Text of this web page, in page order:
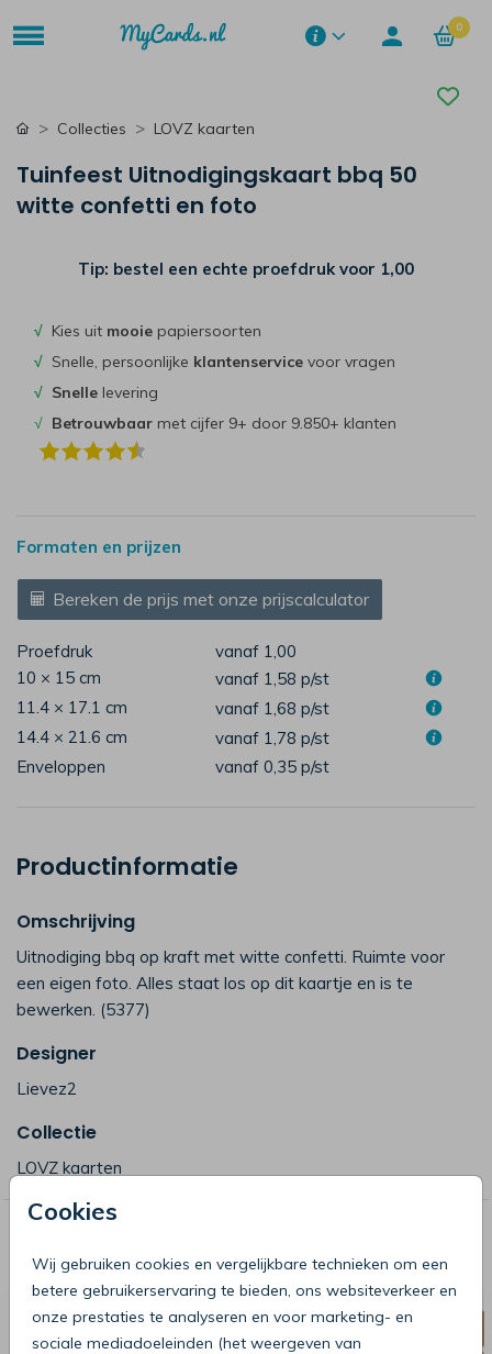
0
Cookies
Wij gebruiken cookies en vergelijkbare technieken om een
betere gebruikerservaring te bieden, ons websiteverkeer en
onze prestaties te analyseren en voor marketing- en
sociale mediadoeleinden (het weergeven van
Collecties LOVZ kaarten
Tuinfeest Uitnodigingskaart bbq 50
witte confetti en foto
Tip: bestel een echte proefdruk voor 1,00
√ Kies uit mooie papiersoorten
√ Snelle, persoonlijke klantenservice voor vragen
√ Snelle levering
√ Betrouwbaar met cijfer 9+ door 9.850+ klanten
Formaten en prijzen
Bereken de prijs met onze prijscalculator
Proefdruk
vanaf 1,00
10 × 15 cm
vanaf 1,58 p/st
11.4 × 17.1 cm
vanaf 1,68 p/st
14.4 × 21.6 cm
vanaf 1,78 p/st
Enveloppen
vanaf 0,35 p/st
Productinformatie
Omschrijving
Uitnodiging bbq op kraft met witte confetti. Ruimte voor
een eigen foto. Alles staat los op dit kaartje en is te
bewerken. (5377)
Designer
Lievez2
Collectie
LOVZ kaarten
voor je